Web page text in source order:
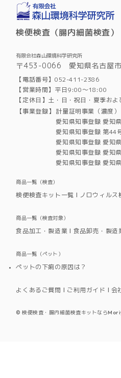
検便検査（腸内細菌検査）
有限会社森山環境科学研究所
〒453-0066 愛知県名古屋
【電話番号】052-411-2386
【営業時間】平日9:00～18:00
【定休日】土・日・祝日・夏季お
【事業登録】 計量証明事業（濃度
愛知県知事登録 愛知
愛知県知事登録 第44
愛知県知事登録 愛知
愛知県知事登録 愛知
愛知県知事登録 愛知
商品一覧（検査）
検便検査キット一覧 ノロウィルス
商品一覧（検査対象）
食品加工・製造業 食品卸売・製造
商品一覧（ペット）
ペットの下痢の原因は？
よくあるご質問 ご利用ガイド 会
©検便検査・腸内細菌検査キットなら